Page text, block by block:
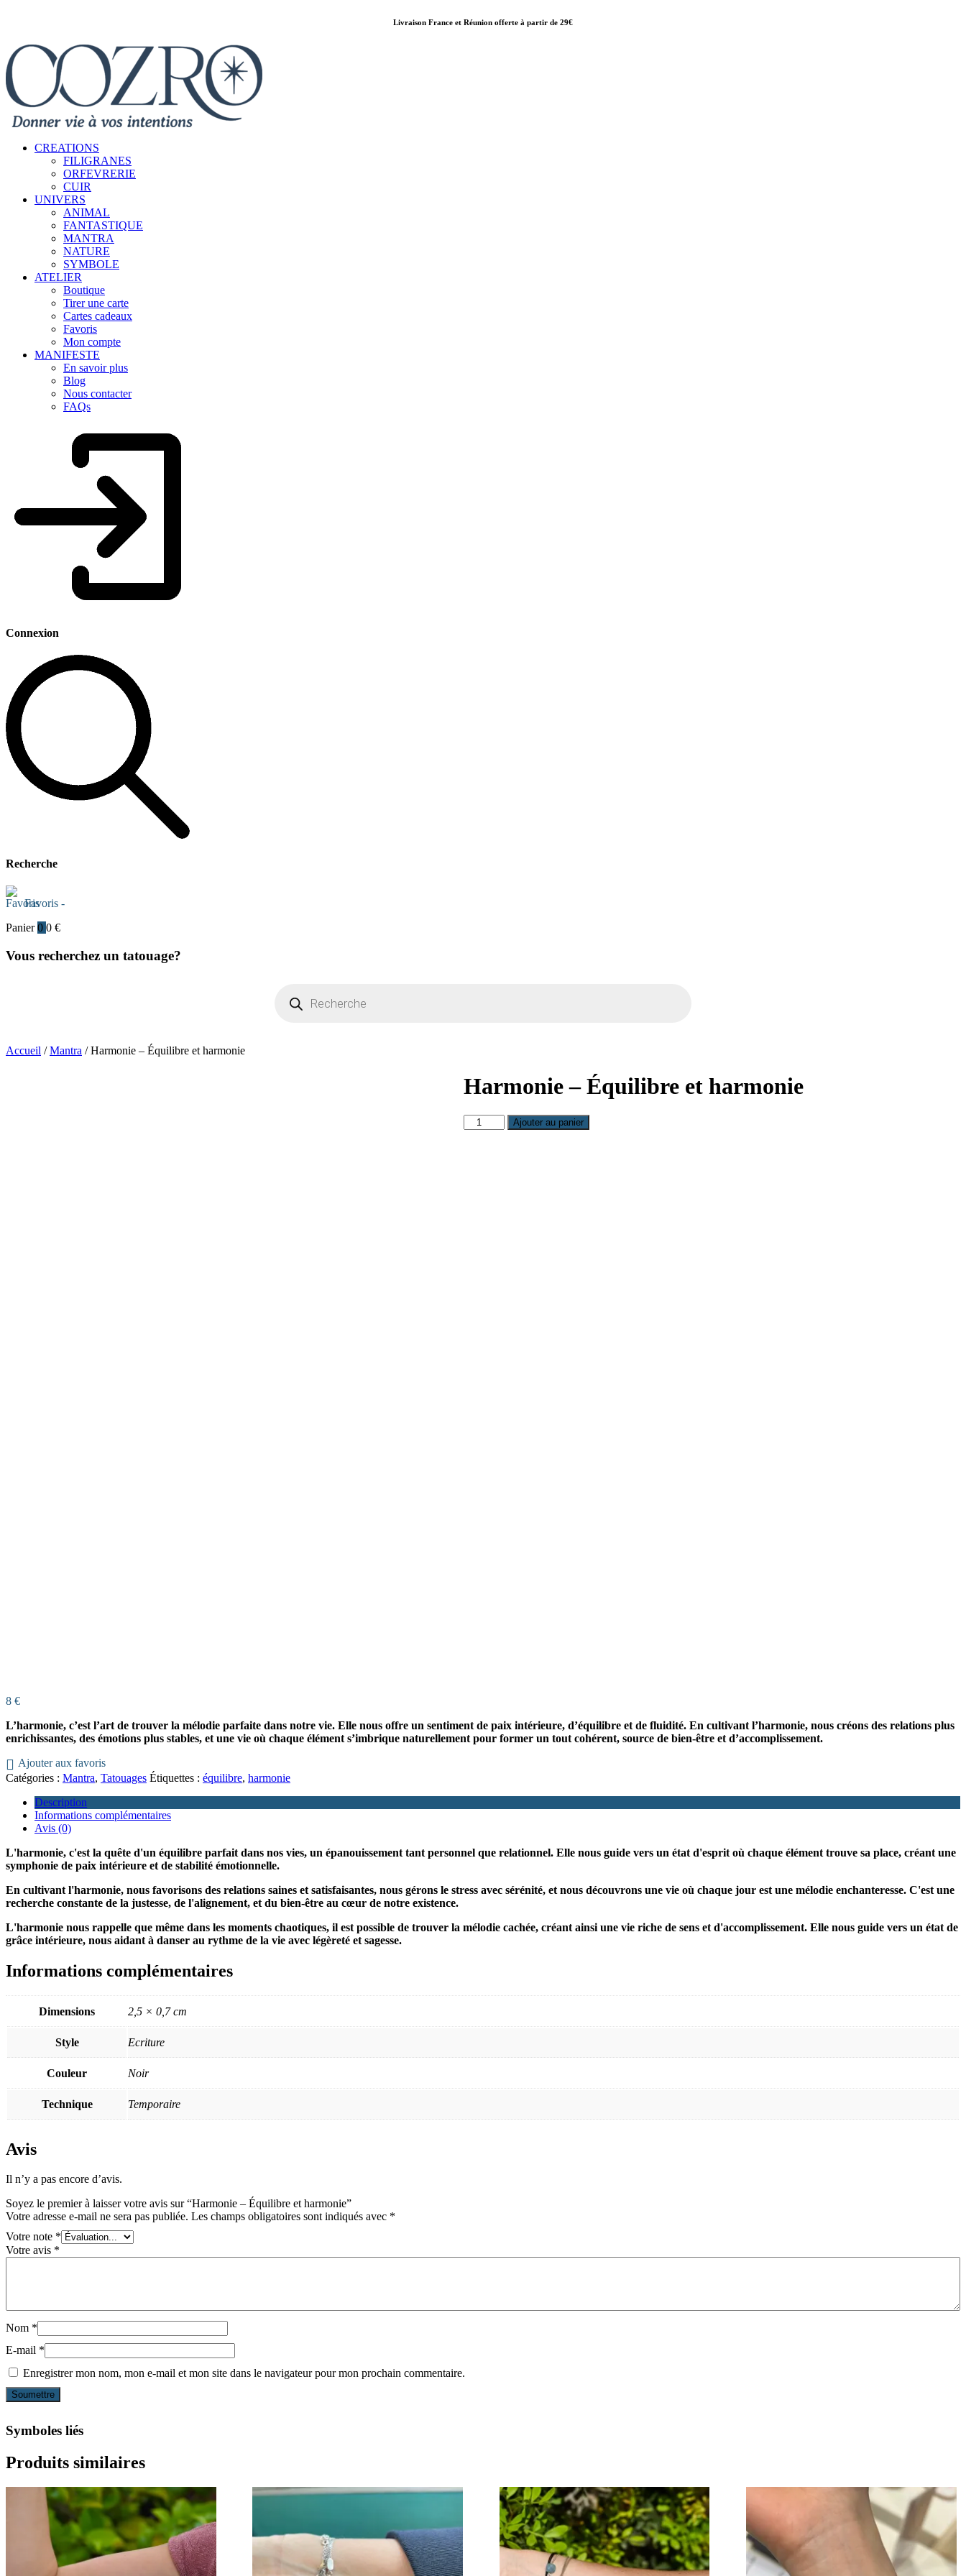
Livraison France et Réunion offerte à partir de 29€
CREATIONS
FILIGRANES
ORFEVRERIE
CUIR
UNIVERS
ANIMAL
FANTASTIQUE
MANTRA
NATURE
SYMBOLE
ATELIER
Boutique
Tirer une carte
Cartes cadeaux
Favoris
Mon compte
MANIFESTE
En savoir plus
Blog
Nous contacter
FAQs
Connexion
Recherche
Favoris -
Panier 0 0 €
Vous recherchez un tatouage?
produits
Accueil /Mantra / Harmonie – Équilibre et harmonie
Harmonie – Équilibre et harmonie
quantité
de
Ajouter au panier
8 €
L’harmonie, c’est l’art de trouver la mélodie parfaite dans notre vie. Elle nous offre un sentiment de paix intérieure, d’équilibre et de fluidité. En cultivant l’harmonie, nous créons des relations plus
enrichissantes, des émotions plus stables, et une vie où chaque élément s’imbrique naturellement pour former un tout cohérent, source de bien-être et d’accomplissement.
Ajouter aux favoris
Catégories : Mantra, Tatouages Étiquettes : équilibre, harmonie
Description
Informations complémentaires
Avis (0)
L'harmonie, c'est la quête d'un équilibre parfait dans nos vies, un épanouissement tant personnel que relationnel. Elle nous guide vers un état d'esprit où chaque élément trouve sa place, créant une
symphonie de paix intérieure et de stabilité émotionnelle.
En cultivant l'harmonie, nous favorisons des relations saines et satisfaisantes, nous gérons le stress avec sérénité, et nous découvrons une vie où chaque jour est une mélodie enchanteresse. C'est une
recherche constante de la justesse, de l'alignement, et du bien-être au cœur de notre existence.
L'harmonie nous rappelle que même dans les moments chaotiques, il est possible de trouver la mélodie cachée, créant ainsi une vie riche de sens et d'accomplissement. Elle nous guide vers un état de
grâce intérieure, nous aidant à danser au rythme de la vie avec légèreté et sagesse.
Informations complémentaires
Dimensions 2,5 × 0,7 cm
Style Ecriture
Couleur Noir
Technique Temporaire
Avis
Il n’y a pas encore d’avis.
Soyez le premier à laisser votre avis sur “Harmonie – Équilibre et harmonie”
Votre adresse e-mail ne sera pas publiée. Les champs obligatoires sont indiqués avec *
Votre note *
Votre avis *
Nom *
E-mail *
Enregistrer mon nom, mon e-mail et mon site dans le navigateur pour mon prochain commentaire.
Symboles liés
Produits similaires